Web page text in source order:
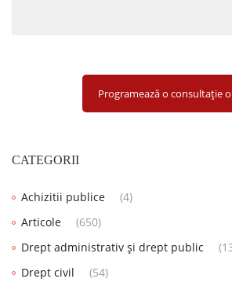
Programează o consultație
CATEGORII
Achizitii publice
(4)
Articole
(650)
Drept administrativ și drept public
Drept civil
(54)